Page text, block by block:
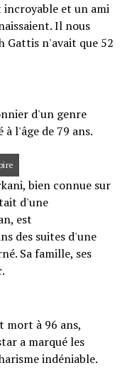
et un ami
Il nous
Gattis n'avait que 52
d'un genre
l'âge de 79 ans.
bien connue sur
d'une
est
des suites d'une
Sa famille, ses
mort à 96 ans,
a marqué les
indéniable.